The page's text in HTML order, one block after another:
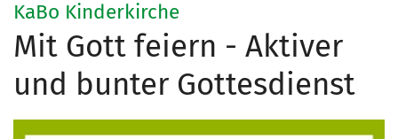
KaBo Kinderkirche:
Mit Gott feiern - Aktiver
und bunter Gottesdienst